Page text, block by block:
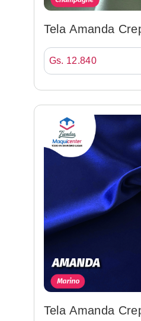
Tela Amanda
148cm 100%poly
Gs. 12.840
Tela Amanda